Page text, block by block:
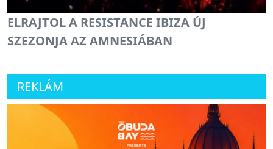
ELRAJTOL A RESISTANCE IBIZA ÚJ
SZEZONJA AZ AMNESIÁBAN
REKLÁM